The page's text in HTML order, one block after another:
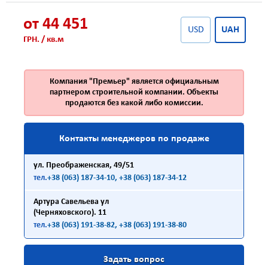
от 44 451
ГРН. / кв.м
USD UAH
Компания "Премьер" является официальным
партнером строительной компании. Объекты
продаются без какой либо комиссии.
Контакты менеджеров по продаже
ул. Преображенская, 49/51
тел.+38 (063) 187-34-10, +38 (063) 187-34-12
Артура Савельева ул
(Черняховского). 11
тел.+38 (063) 191-38-82, +38 (063) 191-38-80
Задать вопрос